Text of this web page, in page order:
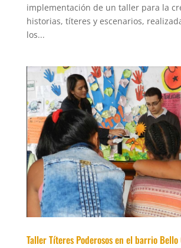
implementación de un taller para la
historias, títeres y escenarios,
los...
Taller Títeres Poderosos en el barrio